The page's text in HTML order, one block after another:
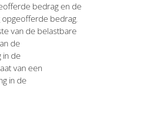
bedrag en de
opgeofferde bedrag.
van de belastbare
de
in de
van een
in de